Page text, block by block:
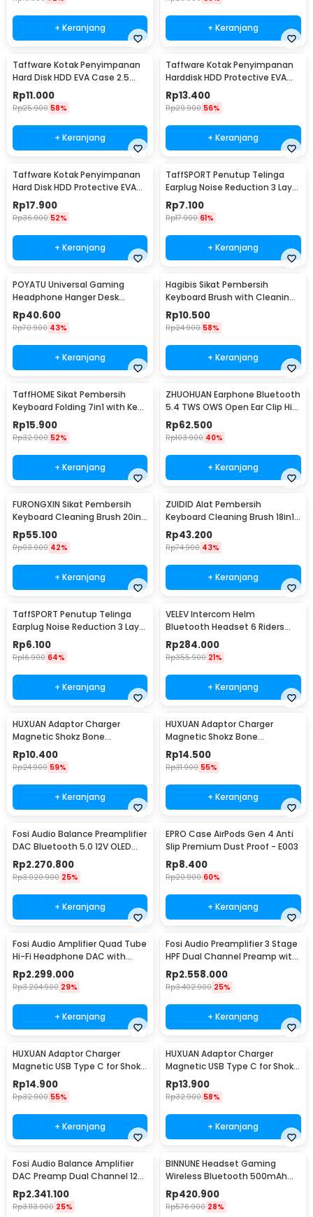
+ Keranjang + Keranjang
Taffware Kotak Penyimpanan
Hard Disk HDD EVA Case 2.5
Inch - C6963
Rp11.000
Rp25.900 58%
+ Keranjang
Taffware Kotak Penyimpanan
Harddisk HDD Protective EVA
Case 2.5 Inch - C6962
Rp13.400
Rp29.900 56%
+ Keranjang
Taffware Kotak Penyimpanan
Hard Disk HDD Protective EVA
Case 2.5 Inch - C6961
Rp17.900
Rp36.900 52%
+ Keranjang
TaffSPORT Penutup Telinga
Earplug Noise Reduction 3 Layer
1 Pair - VO75
Rp7.100
Rp17.900 61%
+ Keranjang
POYATU Universal Gaming
Headphone Hanger Desk
Mount - GPYT-891
Rp40.600
Rp70.900 43%
+ Keranjang
Hagibis Sikat Pembersih
Keyboard Brush with Cleaning
Pen Key Puller - CB01
Rp10.500
Rp24.900 58%
+ Keranjang
TaffHOME Sikat Pembersih
Keyboard Folding 7in1 with Key
Puller - Q6E
Rp15.900
Rp32.900 52%
+ Keranjang
ZHUOHUAN Earphone Bluetooth
5.4 TWS OWS Open Ear Clip HiFi
Surround - JS352
Rp62.500
Rp103.900 40%
+ Keranjang
FURONGXIN Sikat Pembersih
Keyboard Cleaning Brush 20in1
with Liquid - Q20
Rp55.100
Rp93.900 42%
+ Keranjang
ZUIDID Alat Pembersih
Keyboard Cleaning Brush 18in1
- Q10
Rp43.200
Rp74.900 43%
+ Keranjang
TaffSPORT Penutup Telinga
Earplug Noise Reduction 3 Layer
- VO70
Rp6.100
Rp16.900 64%
+ Keranjang
VELEV Intercom Helm
Bluetooth Headset 6 Riders
Call IPX6 1000mAh - D2-6X
Rp284.000
Rp355.900 21%
+ Keranjang
HUXUAN Adaptor Charger
Magnetic Shokz Bone
Conduction Earphone MidBend
Lightning - SY-ZW
Rp10.400
Rp24.900 59%
+ Keranjang
HUXUAN Adaptor Charger
Magnetic Shokz Bone
Conduction Earphone MidBend
USB Type C - SY-ZW
Rp14.500
Rp31.900 55%
+ Keranjang
Fosi Audio Balance Preamplifier
DAC Bluetooth 5.0 12V OLED
Display - ZD3
Rp2.270.800
Rp3.020.900 25%
+ Keranjang
EPRO Case AirPods Gen 4 Anti
Slip Premium Dust Proof - E003
Rp8.400
Rp20.900 60%
+ Keranjang
Fosi Audio Amplifier Quad Tube
Hi-Fi Headphone DAC with
Volume Knob - GR70
Rp2.299.000
Rp3.204.900 29%
+ Keranjang
Fosi Audio Preamplifier 3 Stage
HPF Dual Channel Preamp with
Remote - ZP3
Rp2.558.000
Rp3.402.900 25%
+ Keranjang
HUXUAN Adaptor Charger
Magnetic USB Type C for Shokz
Bone Conduction 2 Pin - HX11
Rp14.900
Rp32.900 55%
+ Keranjang
HUXUAN Adaptor Charger
Magnetic USB Type C for Shokz
Bone Conduction 4 Pin - HX11
Rp13.900
Rp32.900 58%
+ Keranjang
Fosi Audio Balance Amplifier
DAC Preamp Dual Channel 12V
LCD Display - ZH3
Rp2.341.100
Rp3.113.900 25%
BINNUNE Headset Gaming
Wireless Bluetooth 500mAh
USB Type C - BW06-BT
Rp420.900
Rp576.900 28%